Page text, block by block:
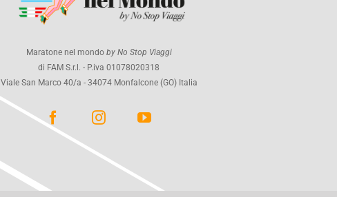
Maratone nel mondo by No Stop Viaggi
di FAM S.r.l. - P.iva 01078020318
Viale San Marco 40/a - 34074 Monfalcone (GO) Italia